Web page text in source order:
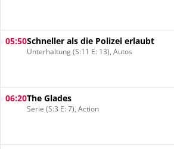
05:50Schneller als die Polizei erlaubt
Unterhaltung (S:11 E: 13), Autos
06:20The Glades
Serie (S:3 E: 7), Action